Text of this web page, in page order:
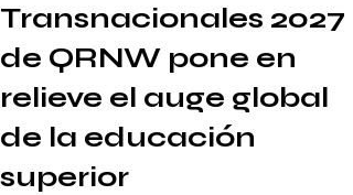
Transnacionales 2027
de QRNW pone en
relieve el auge global
de la educación
superior